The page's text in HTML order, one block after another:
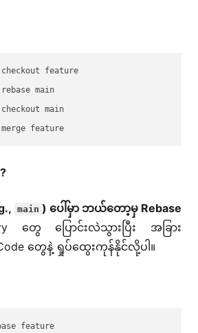
feature
main
main
main ) ပေါ်မှာ ဘယ်တော့မှ Rebase
တွေ ပြောင်းလဲသွားပြီး အခြား
တွေနဲ့ ရှုပ်ထွေးကုန်နိုင်လို့ပါ။